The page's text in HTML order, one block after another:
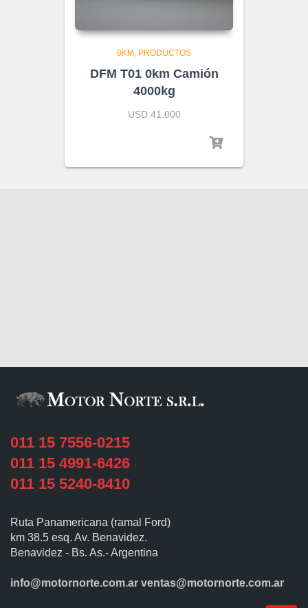
0KM PRODUCTOS
DFM T01 0km Camión
4000kg
USD 41.000
011 15 7556-0215
011 15 4991-6426
011 15 5240-8410
Ruta Panamericana (ramal Ford)
km 38.5 esq. Av. Benavidez.
Benavidez - Bs. As.- Argentina
info@motornorte.com.ar ventas@motornorte.com.ar